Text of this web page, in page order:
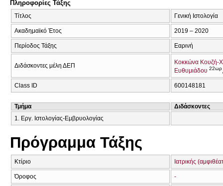
Πληροφορίες Τάξης
Τίτλος Γενική Ιστολογία
Ακαδημαϊκό Έτος 2019 – 2020
Περίοδος Τάξης Εαρινή
Διδάσκοντες μέλη ΔΕΠ
Κοκκώνα Κουζή-
Ευθυμιάδου 22ωρ
Class ID 600148181
Τμήμα
Διδάσκοντες
1. Εργ. Ιστολογίας-Εμβρυολογίας
Πρόγραμμα Τάξης
Κτίριο Ιατρικής
Όροφος -